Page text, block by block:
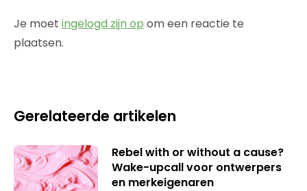
Je moet ingelogd zijn op om een reactie te
plaatsen.
Gerelateerde artikelen
Rebel with or without a cause?
Wake-upcall voor ontwerpers
en merkeigenaren